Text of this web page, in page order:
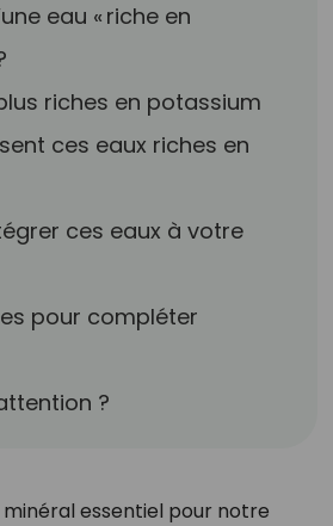
eau « riche en
riches en potassium
ces eaux riches en
ces eaux à votre
pour compléter
?
essentiel pour notre